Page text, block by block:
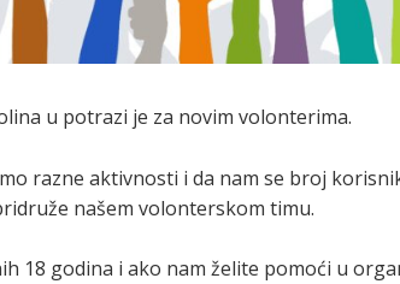
u potrazi je za novim volonterima.
razne aktivnosti i da nam se broj
našem volonterskom timu.
18 godina i ako nam želite pomoći u